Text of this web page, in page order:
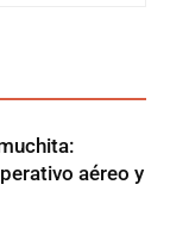
aéreo y